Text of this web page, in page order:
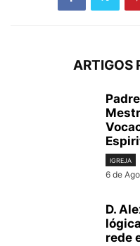
ARTIGOS
IGREJA
6 de
D.
rede